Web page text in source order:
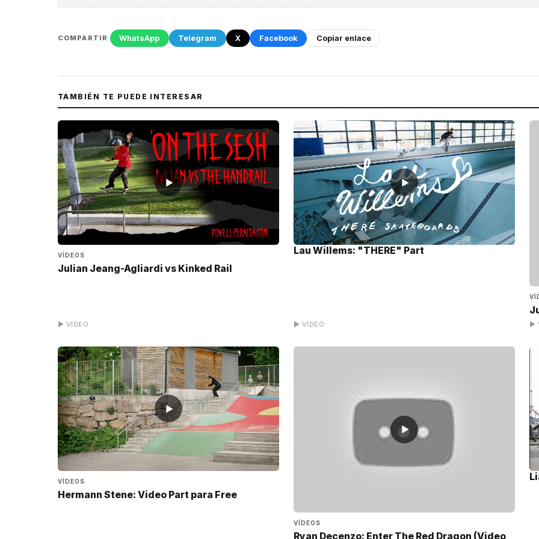
COMPARTIR WhatsApp Telegram X Facebook Copiar enlace
TAMBIÉN TE PUEDE INTERESAR
▶
VÍDEOS
Julian Jeang-Agliardi vs Kinked Rail
▶ VÍDEO
▶
Lau Willems: "THERE" Part
▶ VÍDEO ▶
▶
VÍDEOS
Hermann Stene: Video Part para Free
▶
VÍDEOS
Ryan Decenzo: Enter The Red Dragon (Video